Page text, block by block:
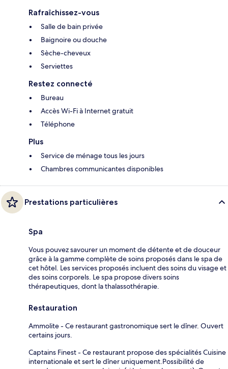
Rafraîchissez-vous
Salle de bain privée
Baignoire ou douche
Sèche-cheveux
Serviettes
Restez connecté
Bureau
Accès Wi-Fi à Internet gratuit
Téléphone
Plus
Service de ménage tous les jours
Chambres communicantes disponibles
Prestations particulières
Spa
Vous pouvez savourer un moment de détente et de douceur
grâce à la gamme complète de soins proposés dans le spa de
cet hôtel. Les services proposés incluent des soins du visage et
des soins corporels. Le spa propose divers soins
thérapeutiques, dont la thalassothérapie.
Restauration
Ammolite - Ce restaurant gastronomique sert le dîner. Ouvert
certains jours.
Captains Finest - Ce restaurant propose des spécialités Cuisine
internationale et sert le dîner uniquement.Possibilité de